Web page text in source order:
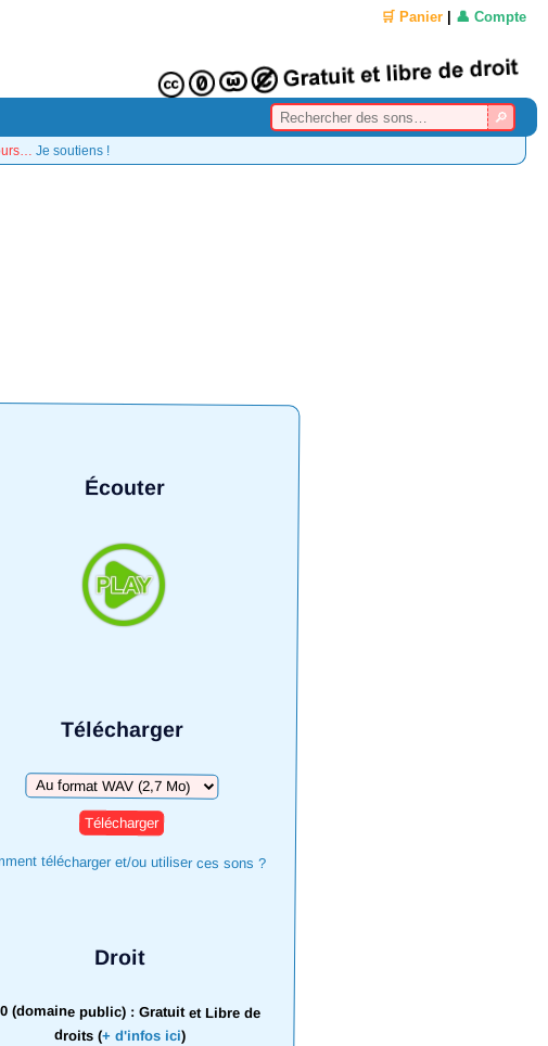
🛒 Panier 👤 Compte
Je soutiens !
Écouter
Télécharger
Télécharger
télécharger et/ou utiliser ces sons ?
Droit
(domaine public) : Gratuit et Libre de
droits (+ d'infos ici)